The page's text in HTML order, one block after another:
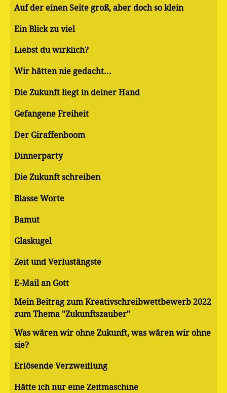
Auf der einen Seite groß, aber doch so klein
Ein Blick zu viel
Liebst du wirklich?
Wir hätten nie gedacht...
Die Zukunft liegt in deiner Hand
Gefangene Freiheit
Der Giraffenboom
Dinnerparty
Die Zukunft schreiben
Blasse Worte
Bamut
Glaskugel
Zeit und Verlustängste
E-Mail an Gott
Mein Beitrag zum Kreativschreibwettbewerb 2022
zum Thema "Zukunftszauber"
Was wären wir ohne Zukunft, was wären wir ohne
sie?
Erlösende Verzweiflung
Hätte ich nur eine Zeitmaschine